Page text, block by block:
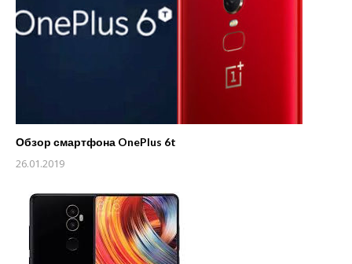
Обзор смартфона OnePlus 6t
26.01.2019